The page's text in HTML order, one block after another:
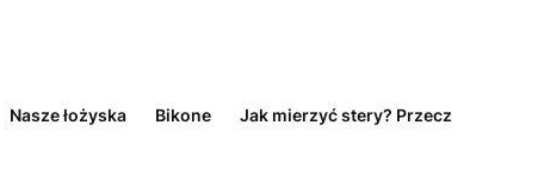
Nasze łożyska Bikone Jak mierzyć stery? Przeczytaj!